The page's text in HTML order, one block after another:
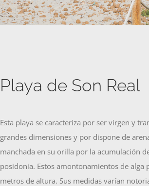
Playa de Son Real
Esta playa se caracteriza por ser virgen y
grandes dimensiones y por dispone de
manchada en su orilla por la acumulación
posidonia. Estos amontonamientos de alga
metros de altura. Sus medidas varían